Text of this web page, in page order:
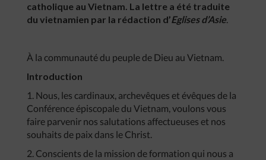
catholique au Vietnam. La lettre a été traduite
du vietnamien par la rédaction d’Eglises d’Asie.
À la communauté du peuple de Dieu au Vietnam.
Introduction
1. Nous, les cardinaux, archevêques et évêques de la
Conférence épiscopale du Vietnam, voulons vous
faire parvenir nos salutations affectueuses et nos
souhaits de paix dans le Christ.
2. Conscients de la mission de formation qui nous a